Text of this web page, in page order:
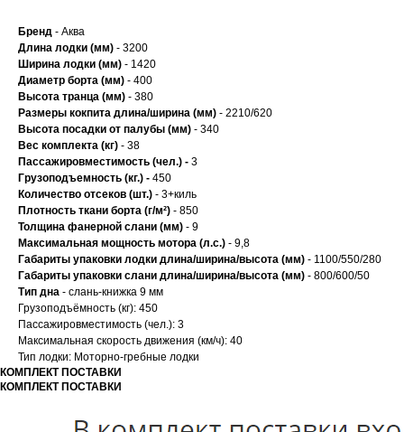
Бренд - Аква
Длина лодки (мм) - 3200
Ширина лодки (мм) - 1420
Диаметр борта (мм) - 400
Высота транца (мм) - 380
Размеры кокпита длина/ширина (мм) - 2210/620
Высота посадки от палубы (мм) - 340
Вес комплекта (кг) - 38
Пассажировместимость (чел.) - 3
Грузоподъемность (кг.) - 450
Количество отсеков (шт.) - 3+киль
Плотность ткани борта (г/м²) - 850
Толщина фанерной слани (мм) - 9
Максимальная мощность мотора (л.с.) - 9,8
Габариты упаковки лодки длина/ширина/высота (мм) - 1100/550/280
Габариты упаковки слани длина/ширина/высота (мм) - 800/600/50
Тип дна - слань-книжка 9 мм
Грузоподъёмность (кг): 450
Пассажировместимость (чел.): 3
Максимальная скорость движения (км/ч): 40
Тип лодки: Моторно-гребные лодки
КОМПЛЕКТ ПОСТАВКИ
КОМПЛЕКТ ПОСТАВКИ